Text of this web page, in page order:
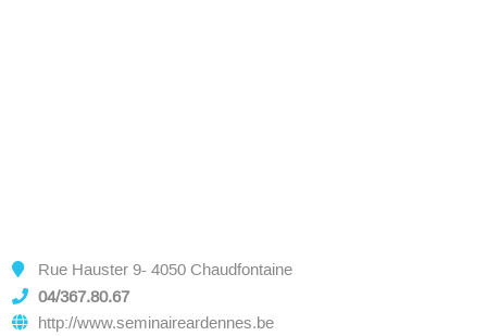
Rue Hauster 9- 4050 Chaudfontaine
04/367.80.67
http://www.seminaireardennes.be